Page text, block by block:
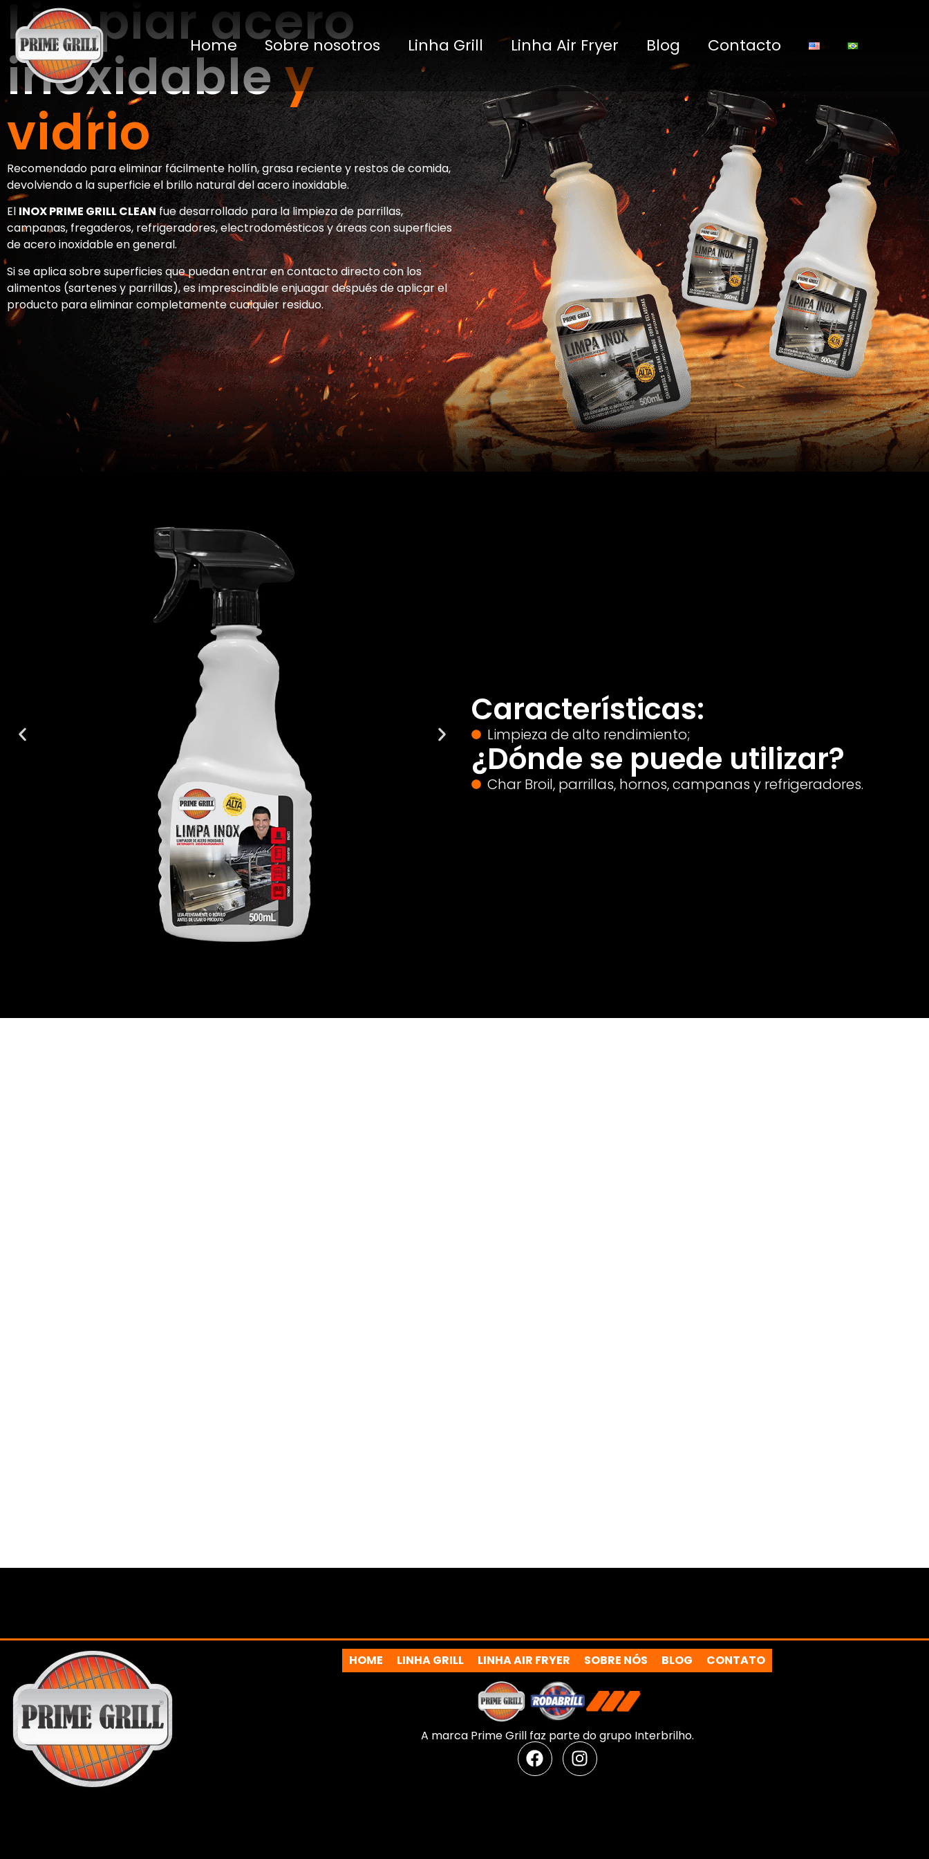
Home Sobre nosotros Linha Grill Linha Air Fryer Blog Contacto
Limpiar acero
inoxidabley
vidrio
Recomendado para eliminar fácilmente hollín, grasa reciente y restos de comida,
devolviendo a la superficie el brillo natural del acero inoxidable.
El INOX PRIME GRILL CLEAN fue desarrollado para la limpieza de parrillas,
campanas, fregaderos, refrigeradores, electrodomésticos y áreas con superficies
de acero inoxidable en general.
Si se aplica sobre superficies que puedan entrar en contacto directo con los
alimentos (sartenes y parrillas), es imprescindible enjuagar después de aplicar el
producto para eliminar completamente cualquier residuo.
Características:
Limpieza de alto rendimiento;
¿Dónde se puede utilizar?
Char Broil, parrillas, hornos, campanas y refrigeradores.
HOME LINHA GRILL LINHA AIR FRYER SOBRE NÓS BLOG CONTATO
A marca Prime Grill faz parte do grupo Interbrilho.